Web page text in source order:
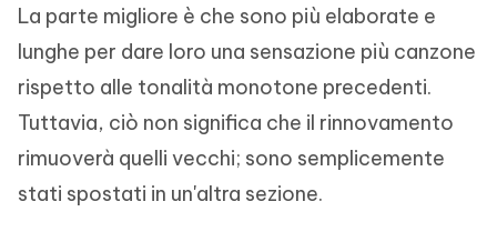
La parte migliore è che sono più elaborate e
lunghe per dare loro una sensazione più canzone
rispetto alle tonalità monotone precedenti.
Tuttavia, ciò non significa che il rinnovamento
rimuoverà quelli vecchi; sono semplicemente
stati spostati in un'altra sezione.